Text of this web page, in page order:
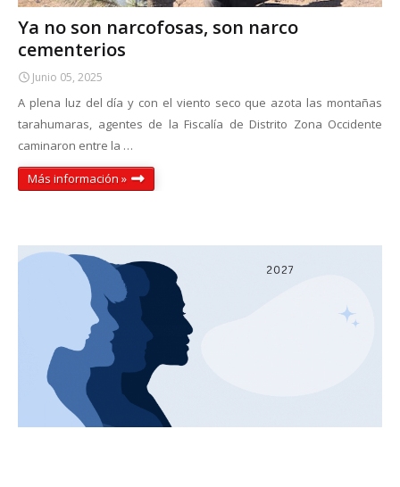
Ya no son narcofosas, son narco
cementerios
Junio 05, 2025
A plena luz del día y con el viento seco que azota las montañas
tarahumaras, agentes de la Fiscalía de Distrito Zona Occidente
caminaron entre la …
Más información »